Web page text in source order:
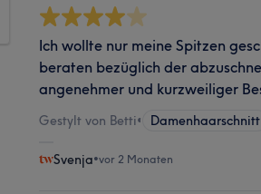
Ich wollte nur meine Spitzen
beraten bezüglich der
angenehmer und kurzweiliger
Gestylt von Betti• Damenhaarschnitt
Svenja•vor 2 Monaten